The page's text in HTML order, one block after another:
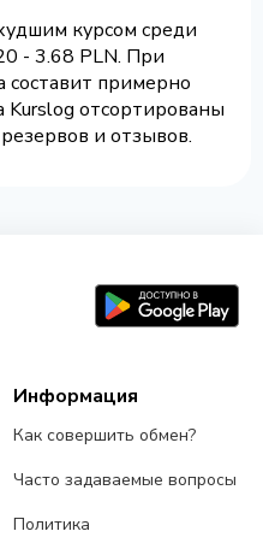
курсом среди
- 3.68 PLN. При
примерно
отсортированы
и отзывов.
Информация
Как совершить обмен?
Часто задаваемые вопросы
Политика